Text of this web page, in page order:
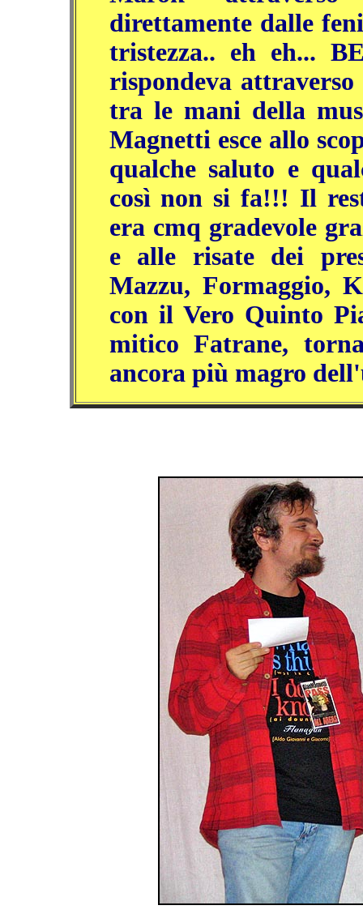
direttamente dalle
tristezza.. eh eh...
rispondeva
tra le mani della
Magnetti esce allo
qualche saluto e
così non si fa!!! Il
era cmq gradevole
e alle risate dei
Mazzu, Formaggio,
con il Vero Quinto
mitico Fatrane,
ancora più magro